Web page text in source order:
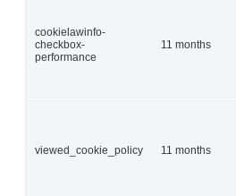
cookielawinfo-
checkbox-
performance
11 months
viewed_cookie_policy 11 months